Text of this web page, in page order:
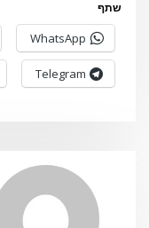
שתף
WhatsApp
Telegram